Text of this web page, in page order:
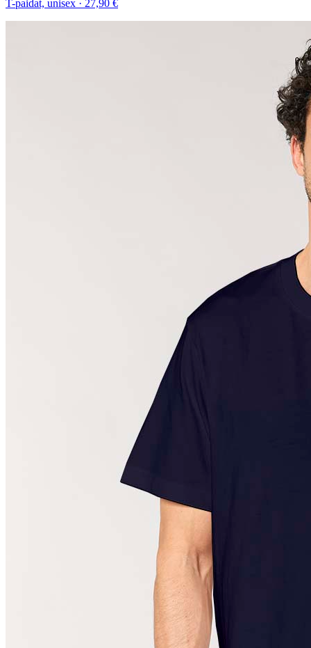
T-paidat, unisex · 27,90 €